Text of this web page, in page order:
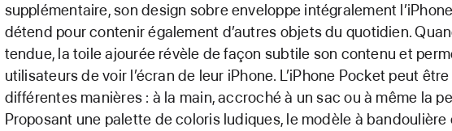
supplémentaire, son design sobre enveloppe intégralement
détend pour contenir également d’autres objets du quotidien.
tendue, la toile ajourée révèle de façon subtile son contenu et
utilisateurs de voir l’écran de leur iPhone. L’iPhone Pocket peut
différentes manières : à la main, accroché à un sac ou à même la
Proposant une palette de coloris ludiques, le modèle à